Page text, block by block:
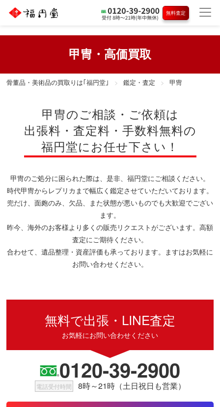
無料査定
甲冑・高価買取
骨董品・美術品の買取りは｢福円堂｣ 鑑定・査定 甲冑
甲冑のご相談・ご依頼は
出張料・査定料・手数料無料の
福円堂にお任せ下さい！
甲冑のご処分に困られた際は、是非、福円堂にご相談ください。
時代甲冑からレプリカまで幅広く鑑定させていただいております。
兜だけ、面皰のみ、欠品、また状態が悪いものでも大歓迎でござい
ます。
昨今、海外のお客様より多くの販売リクエストがございます。高額
査定にご期待ください。
合わせて、遺品整理・資産評価も承っております。ますはお気軽に
お問い合わせください。
無料で出張・LINE査定
お気軽にお問い合わせください
0120-39-2900
電話受付時間 8時～21時（土日祝日も営業）